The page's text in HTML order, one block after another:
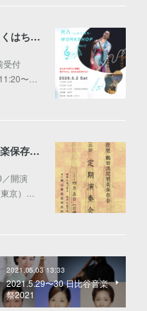
2026.05.02. はじめての尺八-しゃくはち-WORKSHOP
受付
〜…
2026.04.05. 薩摩琵琶 鶴田流琵琶楽保存会 第三回 定期演奏会
開演
京）…
2021.05.03 13:33
2021.5.29〜30 日比谷音楽
祭2021